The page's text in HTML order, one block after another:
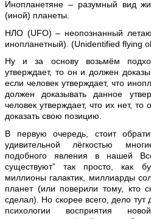
Инопланетяне – разумный вид
(иной) планеты.
НЛО (UFO) – неопознанный
инопланетный). (Unidentified flying
Ну и за основу возьмём
утверждает, то он и должен
если человек утверждает, что
должен доказывать данное
человек утверждает, что их нет,
доказать свою позицию.
В первую очередь, стоит
удивительной лёгкостью
подобного явления в нашей
существуют” так просто, как
миллионы галактик, миллиарды
планет (или поверили тому, кто
сделал). Но скорее всего, дело
психологии восприятия